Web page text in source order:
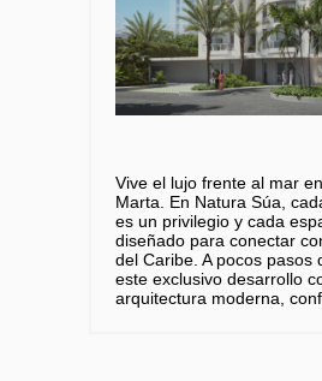
Vive el lujo frente al mar
Marta. En Natura Súa,
es un privilegio y cada
diseñado para conectar
del Caribe. A pocos pasos
este exclusivo desarrollo
arquitectura moderna,